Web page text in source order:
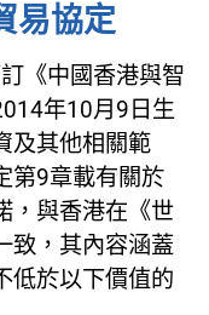
易協定
《中國香港與智
年10月9日生
及其他相關範
第9章載有關於
，與香港在《世
致，其內容涵蓋
低於以下價值的